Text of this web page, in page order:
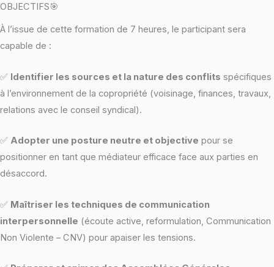
OBJECTIFS🎯
À l’issue de cette formation de 7 heures, le participant sera
capable de :
✅ Identifier les sources et la nature des conflits spécifiques
à l’environnement de la copropriété (voisinage, finances, travaux,
relations avec le conseil syndical).
✅ Adopter une posture neutre et objective pour se
positionner en tant que médiateur efficace face aux parties en
désaccord.
✅ Maîtriser les techniques de communication
interpersonnelle (écoute active, reformulation, Communication
Non Violente – CNV) pour apaiser les tensions.